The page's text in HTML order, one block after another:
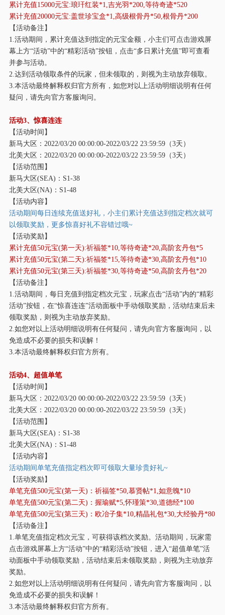
累计充值15000元宝:琅玕红装*1,吉光羽*200,等待奇迹*520
累计充值20000元宝:盖世珍宝盒*1,高级根骨丹*50,根骨丹*200
【活动备注】
1.活动期间，累计充值达到指定的元宝金额，小主们可点击游戏屏
幕上方“活动”中的“精彩活动”按钮，点击“多日累计充值”即可查看
并参与活动。
2.达到活动领取条件的玩家，但未领取的，则视为主动放弃领取。
3.本活动最终解释权归官方所有，如您对以上活动明细说明有任何
疑问，请先向官方客服询问。
活动3、惊喜连连
【活动时间】
新马大区： 2022/03/20 00:00:00-2022/03/22 23:59:59（3天）
北美大区： 2022/03/20 00:00:00-2022/03/22 23:59:59（3天）
【活动范围】
新马大区(SEA)：S1-38
北美大区(NA)：S1-48
【活动内容】
活动期间每日连续充值送好礼，小主们累计充值达到指定档次就可
以领取奖励，更多惊喜好礼不容错过哦~
【活动奖励】
累计充值50元宝(第一天):祈福签*10,等待奇迹*20,高阶玄丹包*5
累计充值50元宝(第二天):祈福签*15,等待奇迹*30,高阶玄丹包*10
累计充值50元宝(第三天):祈福签*30,等待奇迹*50,高阶玄丹包*20
【活动备注】
1.活动期间，每日充值到指定档次元宝，玩家点击“活动”内的“精彩
活动”按钮，在“惊喜连连”活动面板中手动领取奖励，活动结束后未
领取奖励，则视为主动放弃奖励。
2.如您对以上活动明细说明有任何疑问，请先向官方客服询问，以
免造成不必要的损失和误解！
3.本活动最终解释权归官方所有。
活动4、超值单笔
【活动时间】
新马大区： 2022/03/20 00:00:00-2022/03/22 23:59:59（3天）
北美大区： 2022/03/20 00:00:00-2022/03/22 23:59:59（3天）
【活动范围】
新马大区(SEA)：S1-38
北美大区(NA)：S1-48
【活动内容】
活动期间单笔充值指定档次即可领取大量珍贵好礼~
【活动奖励】
单笔充值500元宝(第一天)：祈福签*50,慕贤帖*1,如意魄*10
单笔充值500元宝(第二天)：握瑜赋*5,怀瑾策*30,道德经*100
单笔充值500元宝(第三天)：欧冶子集*10,精晶礼包*30,大经验丹*80
【活动备注】
1.单笔充值指定档次元宝，可获得该档次奖励。活动期间，玩家需
点击游戏屏幕上方“活动”中的“精彩活动”按钮，进入“超值单笔”活
动面板中手动领取奖励，活动结束后未领取奖励，则视为主动放弃
奖励。
2.如您对以上活动明细说明有任何疑问，请先向官方客服询问，以
免造成不必要的损失和误解！
3.本活动最终解释权归官方所有。